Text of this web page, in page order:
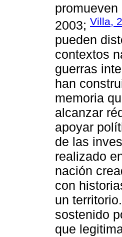
2003; Villa,
pueden
contextos
guerras
han
memoria
alcanzar
apoyar
de las
realizado
nación
con
un
sostenido
que